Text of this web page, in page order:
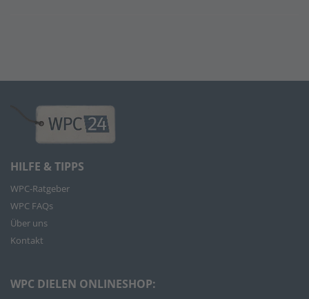
HILFE & TIPPS
WPC-Ratgeber
WPC FAQs
Über uns
Kontakt
WPC DIELEN ONLINESHOP: